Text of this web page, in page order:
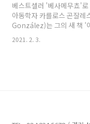
베스트셀러 '베사메무쵸'
아동학자 카를로스 곤잘
González)는 그의 새 책 '
(Parents and children
기 이후의 어린이 교육에 대
빠가 태어나는 순간입니다.
2021. 2. 3.